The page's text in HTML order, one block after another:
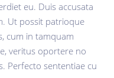
eu. Duis accusata
Ut possit patrioque
cum in tamquam
veritus oportere no
Perfecto sententiae cu